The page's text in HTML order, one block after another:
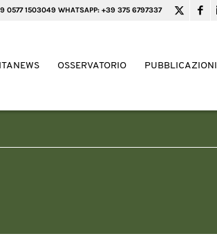
0577 1503049 WHATSAPP: +39 375 6797337
OSSERVATORIO PUBBLICAZIONI